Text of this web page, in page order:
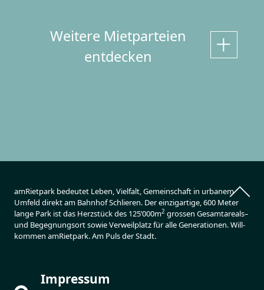
Weitere Mietparteien
entdecken
am­Ri­et­park be­deu­tet Leben, Viel­falt, Ge­mein­schaft in ur­ba­nem
Um­feld di­rekt am Bahn­hof Schlie­ren. Der ein­zig­ar­ti­ge, 600 Meter
lange Park ist das Herz­stück des 125’000m2 gros­sen Ge­samta­re­als–
und Be­geg­nungs­ort sowie Ver­weil­platz für alle Ge­ne­ra­ti­o­nen. Will­
kom­men am­Ri­et­park. Am Puls der Stadt.
Impressum